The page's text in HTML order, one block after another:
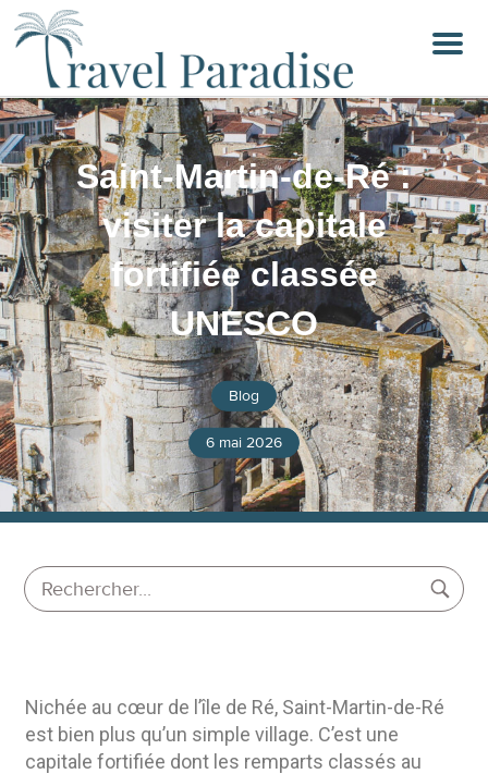
Menu
Saint-Martin-de-Ré :
visiter la capitale
fortifiée classée
UNESCO
Blog
6 mai 2026
Nichée au cœur de l’île de Ré, Saint-Martin-de-Ré
est bien plus qu’un simple village. C’est une
capitale fortifiée dont les remparts classés au